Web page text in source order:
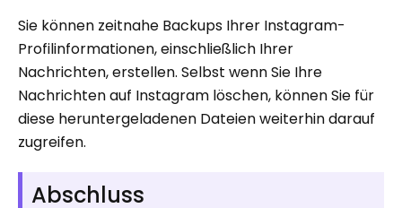
Sie können zeitnahe Backups Ihrer Instagram-
Profilinformationen, einschließlich Ihrer
Nachrichten, erstellen. Selbst wenn Sie Ihre
Nachrichten auf Instagram löschen, können Sie für
diese heruntergeladenen Dateien weiterhin darauf
zugreifen.
Abschluss